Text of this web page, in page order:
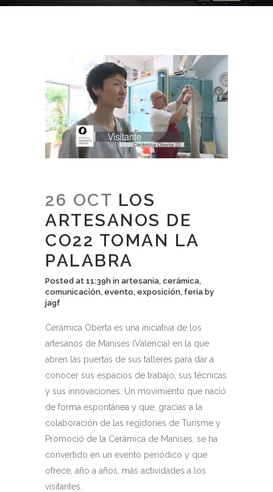
26 OCT LOS
ARTESANOS DE
CO22 TOMAN LA
PALABRA
Posted at 11:39h in artesanía, cerámica,
comunicación, evento, exposición, feria by
jagf
Ceràmica Oberta es una iniciativa de los
artesanos de Manises (Valencia) en la que
abren las puertas de sus talleres para dar a
conocer sus espacios de trabajo, sus técnicas
y sus innovaciones. Un movimiento que nació
de forma espontánea y que, gracias a la
colaboración de las regidories de Turisme y
Promoció de la Ceràmica de Manises, se ha
convertido en un evento periódico y que
ofrece, año a años, más actividades a los
visitantes.